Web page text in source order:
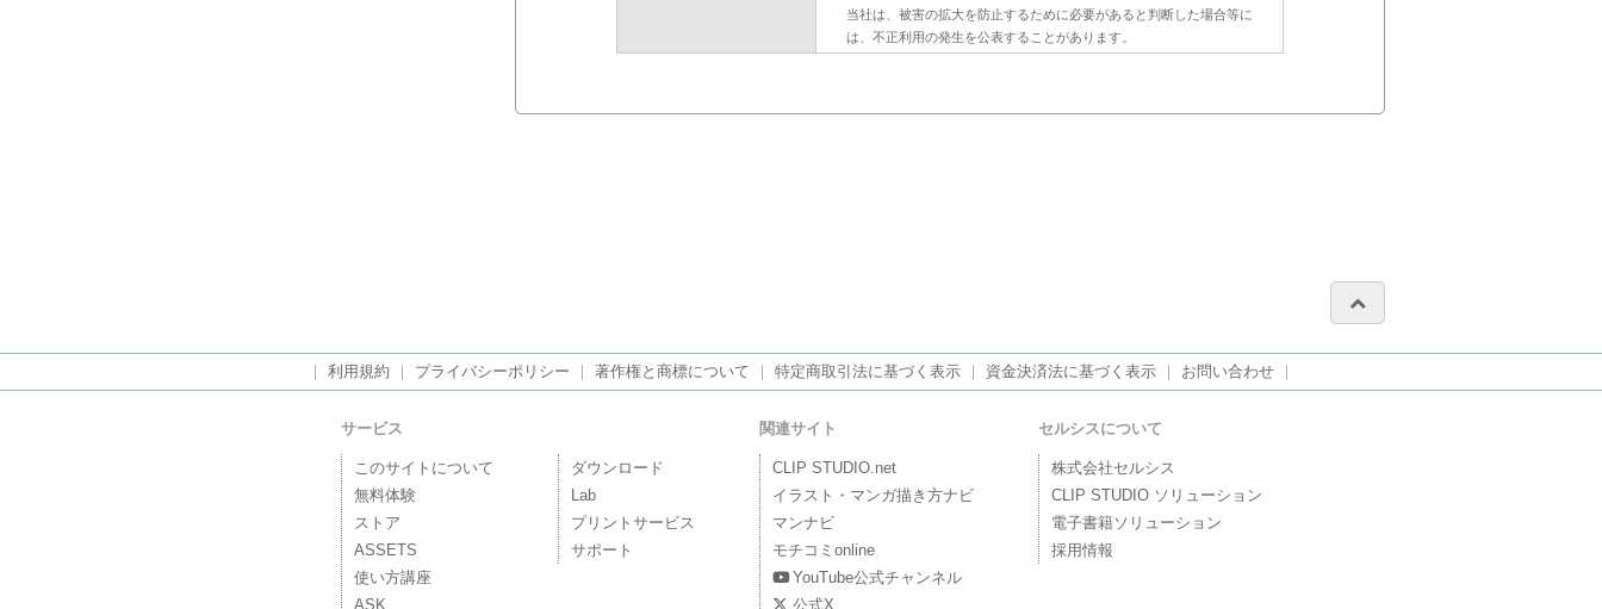
当社は、被害の拡大を防止するために必要があると判断した場合等に
は、不正利用の発生を公表することがあります。
利用規約 プライバシーポリシー 著作権と商標について 特定商取引法に基づく表示 資金決済法に基づく表示 お問い合わせ
サービス
このサイトについて
無料体験
ストア
ASSETS
使い方講座
ASK
ダウンロード
Lab
プリントサービス
サポート
関連サイト
CLIP STUDIO.net
イラスト・マンガ描き方ナビ
マンナビ
モチコミonline
YouTube公式チャンネル
公式X
セルシスについて
株式会社セルシス
CLIP STUDIO ソリューション
電子書籍ソリューション
採用情報